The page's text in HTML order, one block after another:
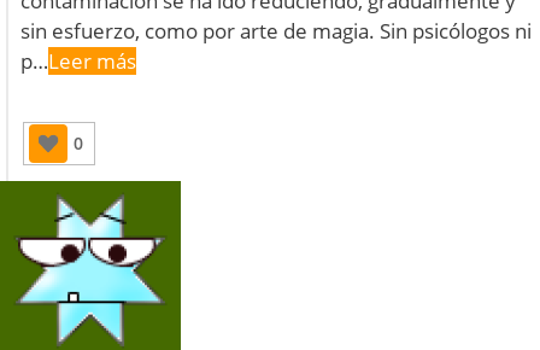
sin esfuerzo, como por arte de magia. Sin psicólogos ni
p…Leer más
0